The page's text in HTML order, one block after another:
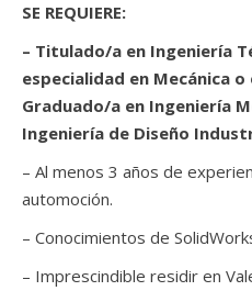
SE REQUIERE:
– Titulado/a en Ingeniería
especialidad en Mecánica
Graduado/a en Ingeniería
Ingeniería de Diseño
– Al menos 3 años de
automoción.
– Conocimientos de
– Imprescindible residir en